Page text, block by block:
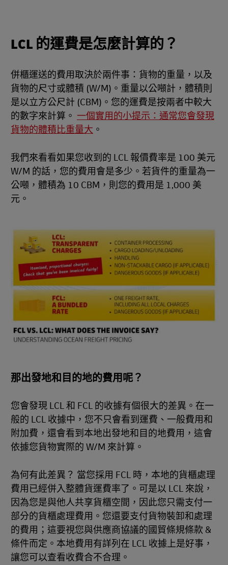
LCL 的運費是怎麼計算的？
併櫃運送的費用取決於兩件事：貨物的重量，以及
貨物的尺寸或體積 (W/M)。重量以公噸計，體積則
是以立方公尺計 (CBM)。您的運費是按兩者中較大
的數字來計算。 一個實用的小提示：通常您會發現
貨物的體積比重量大 。
我們來看看如果您收到的 LCL 報價費率是 100 美元
W/M 的話，您的費用會是多少。若貨件的重量為一
公噸，體積為 10 CBM，則您的費用是 1,000 美
元。
那出發地和目的地的費用呢？
您會發現 LCL 和 FCL 的收據有個很大的差異。在一
般的 LCL 收據中，您不只會看到運費、一般費用和
附加費，還會看到本地出發地和目的地費用，這會
依據您貨物實際的 W/M 來計算。
為何有此差異？ 當您採用 FCL 時，本地的貨櫃處理
費用已經併入整體貨運費率了。可是以 LCL 來說，
因為您是與他人共享貨櫃空間，因此您只需支付一
部分的貨櫃處理費用。您還要支付貨物裝卸和處理
的費用；這要視您與供應商協議的國貿條規條款 &
條件而定。本地費用有詳列在 LCL 收據上是好事，
讓您可以查看收費合不合理。